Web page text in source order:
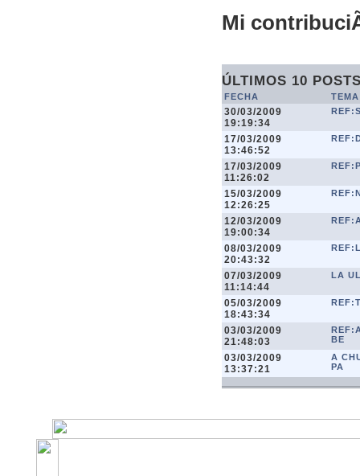
Mi
ÚLTIMOS 10
FECHA TEMA
30/03/2009
19:19:34
17/03/2009
13:46:52
17/03/2009
11:26:02
15/03/2009
12:26:25
12/03/2009
19:00:34
08/03/2009
20:43:32
07/03/2009
11:14:44
LA
05/03/2009
18:43:34
03/03/2009
21:48:03
BE
03/03/2009
13:37:21
A
PA